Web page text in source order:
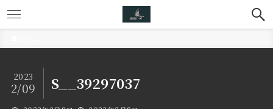
S__39297037
2023
2/09